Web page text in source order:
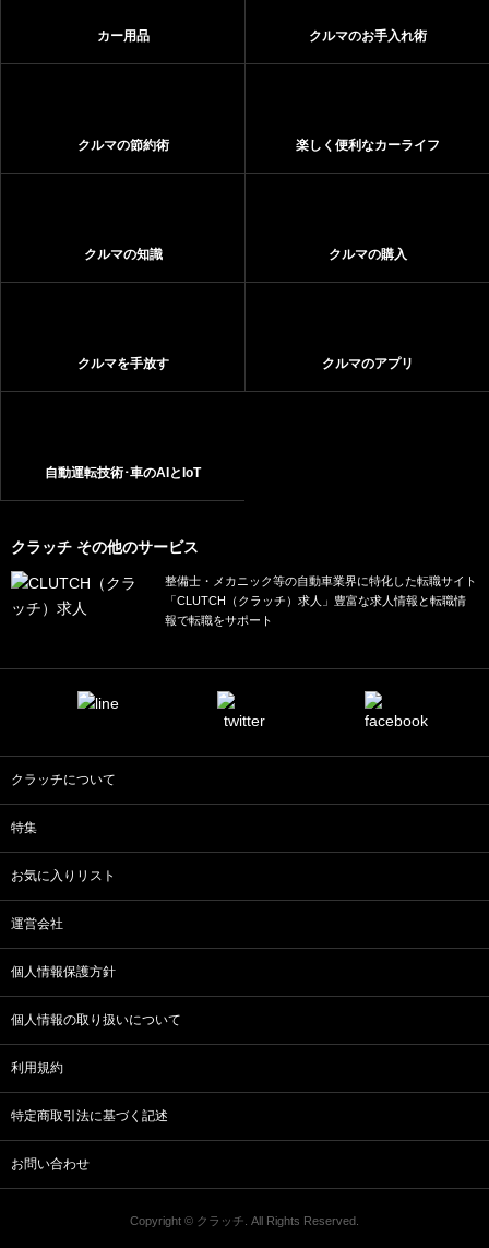
カー用品 クルマのお手入れ術
クルマの節約術 楽しく便利なカーライフ
クルマの知識 クルマの購入
クルマを手放す クルマのアプリ
自動運転技術･車のAIとIoT
クラッチ その他のサービス
整備士・メカニック等の自動車業界に特化した転職サイト
「CLUTCH（クラッチ）求人」豊富な求人情報と転職情
報で転職をサポート
クラッチについて
特集
お気に入りリスト
運営会社
個人情報保護方針
個人情報の取り扱いについて
利用規約
特定商取引法に基づく記述
お問い合わせ
Copyright © クラッチ. All Rights Reserved.